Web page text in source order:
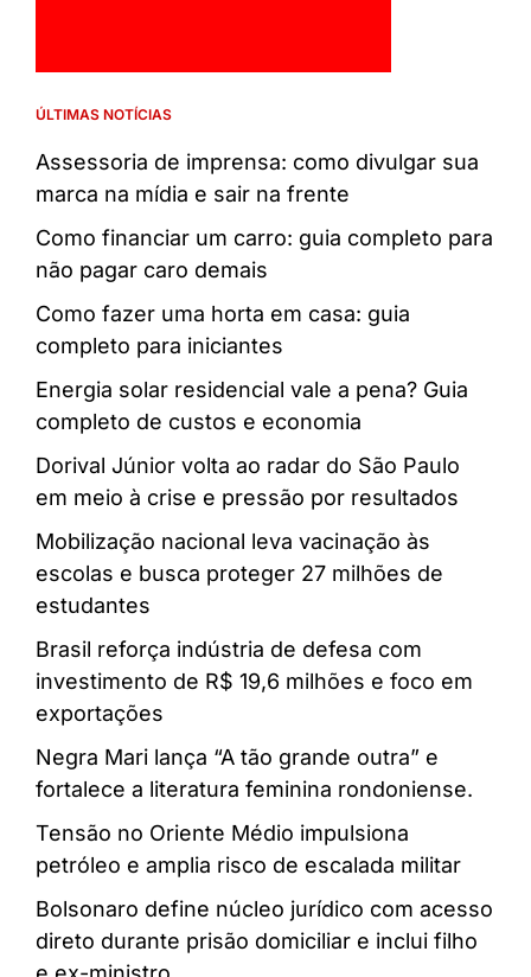
ÚLTIMAS NOTÍCIAS
Assessoria de imprensa: como divulgar sua
marca na mídia e sair na frente
Como financiar um carro: guia completo para
não pagar caro demais
Como fazer uma horta em casa: guia
completo para iniciantes
Energia solar residencial vale a pena? Guia
completo de custos e economia
Dorival Júnior volta ao radar do São Paulo
em meio à crise e pressão por resultados
Mobilização nacional leva vacinação às
escolas e busca proteger 27 milhões de
estudantes
Brasil reforça indústria de defesa com
investimento de R$ 19,6 milhões e foco em
exportações
Negra Mari lança “A tão grande outra” e
fortalece a literatura feminina rondoniense.
Tensão no Oriente Médio impulsiona
petróleo e amplia risco de escalada militar
Bolsonaro define núcleo jurídico com acesso
direto durante prisão domiciliar e inclui filho